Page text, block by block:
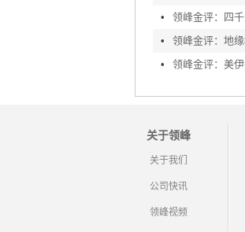
•
•
•
关于领峰
关于我们
公司快讯
领峰视频